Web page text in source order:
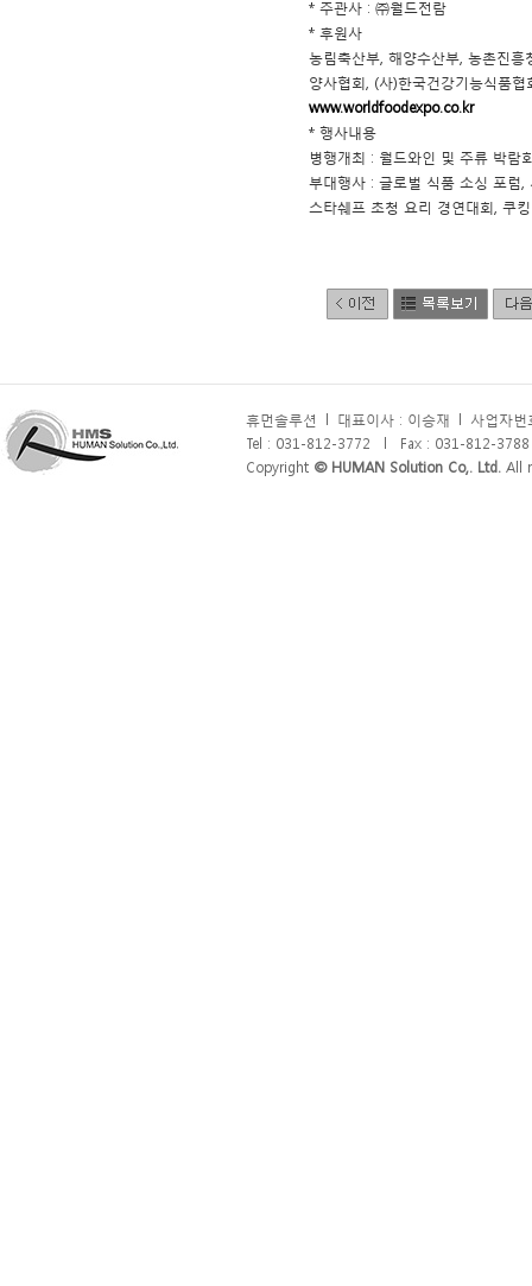
* 주관사 : ㈜월드전람
* 후원사
농림축산부, 해양수산부, 농촌진흥
양사협회, (사)한국건강기능식품
www.worldfoodexpo.co.kr
* 행사내용
병행개최 : 월드와인 및 주류 박람
부대행사 : 글로벌 식품 소싱 포럼
스타쉐프 초청 요리 경연대회, 쿠
휴먼솔루션 대표이사 : 이승재
사업자
Tel : 031-812-3772
Fax : 031-812-3788
Copyright © HUMAN Solution Co,. Ltd. All